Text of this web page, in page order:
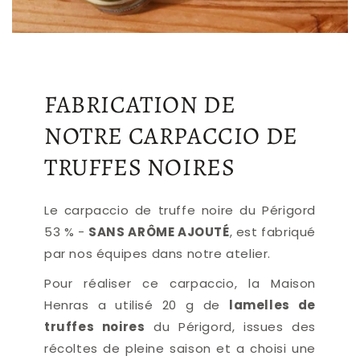
FABRICATION DE
NOTRE CARPACCIO DE
TRUFFES NOIRES
Le carpaccio de truffe noire du Périgord
53 % - SANS ARÔME AJOUTÉ, est fabriqué
par nos équipes dans notre atelier.
Pour réaliser ce carpaccio, la Maison
Henras a utilisé 20 g de lamelles de
truffes noires du Périgord, issues des
récoltes de pleine saison et a choisi une